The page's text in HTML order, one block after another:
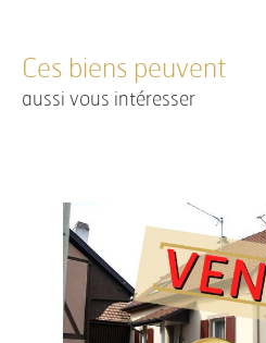
Ces biens peuvent
aussi vous intéresser